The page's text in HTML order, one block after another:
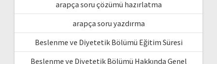
arapça soru çözümü hazırlatma
arapça soru yazdırma
Beslenme ve Diyetetik Bölümü Eğitim Süresi
Beslenme ve Diyetetik Bölümü Hakkında Genel